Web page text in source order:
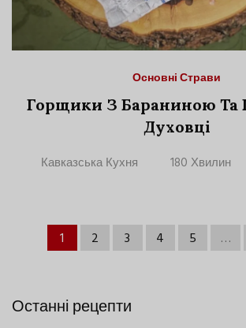
Основні Страви
Горщики З Бараниною Та
Духовці
Кавказська Кухня 180 Хвилин
1 2 3 4 5 …
Останні рецепти